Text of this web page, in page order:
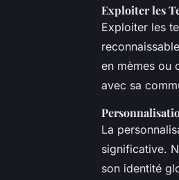
Exploiter les
Exploiter les
en mèmes ou
avec sa
La
significative.
son identité